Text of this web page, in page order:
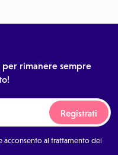
per rimanere sempre
Registrati
acconsento al trattamento dei